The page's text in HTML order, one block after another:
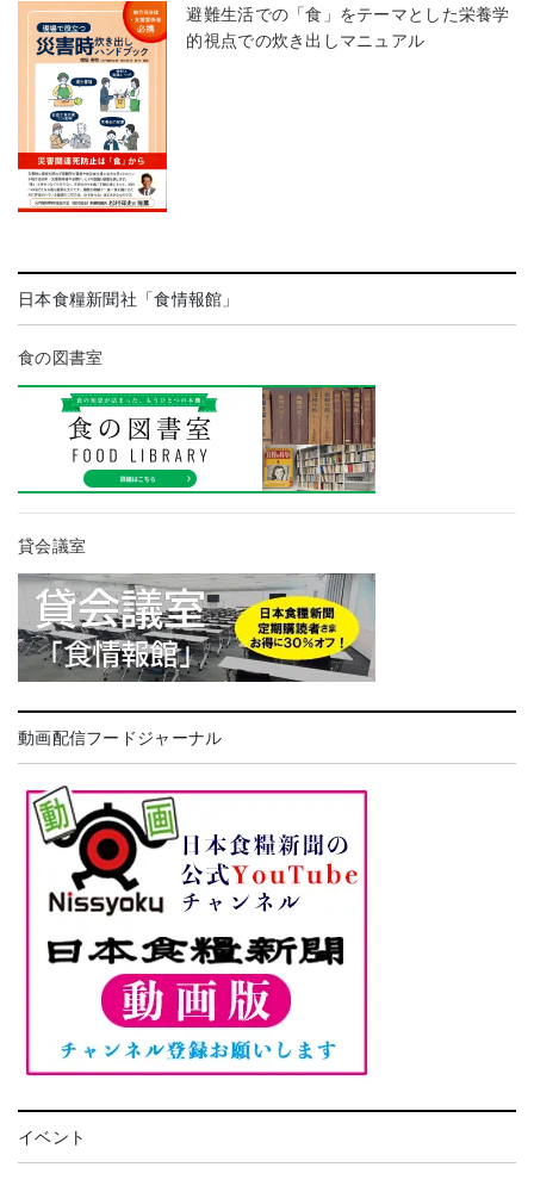
避難生活での「食」をテーマとした栄養学
的視点での炊き出しマニュアル
日本食糧新聞社「食情報館」
食の図書室
貸会議室
動画配信フードジャーナル
イベント